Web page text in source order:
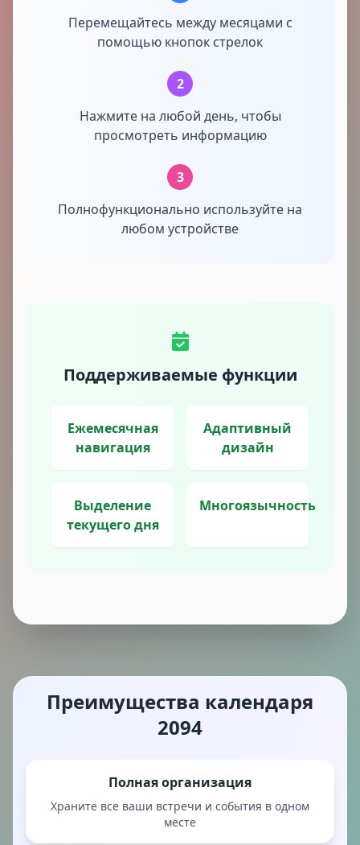
Перемещайтесь между месяцами с
помощью кнопок стрелок
2
Нажмите на любой день, чтобы
просмотреть информацию
3
Полнофункционально используйте на
любом устройстве
Поддерживаемые функции
Ежемесячная
навигация
Адаптивный
дизайн
Выделение
текущего дня
Многоязычность
Преимущества календаря
2094
Полная организация
Храните все ваши встречи и события в одном
месте